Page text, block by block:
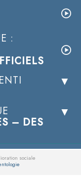
:
– DES
sociale